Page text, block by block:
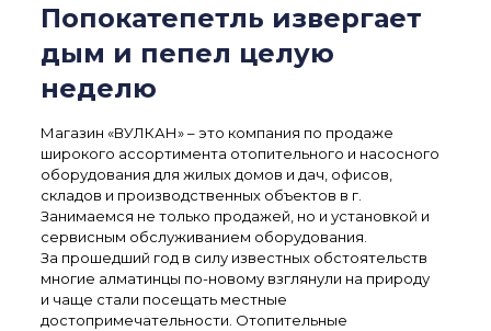
Попокатепетль извергает
дым и пепел целую
неделю
Магазин «ВУЛКАН» – это компания по продаже
широкого ассортимента отопительного и насосного
оборудования для жилых домов и дач, офисов,
складов и производственных объектов в г.
Занимаемся не только продажей, но и установкой и
сервисным обслуживанием оборудования.
За прошедший год в силу известных обстоятельств
многие алматинцы по-новому взглянули на природу
и чаще стали посещать местные
достопримечательности. Отопительные